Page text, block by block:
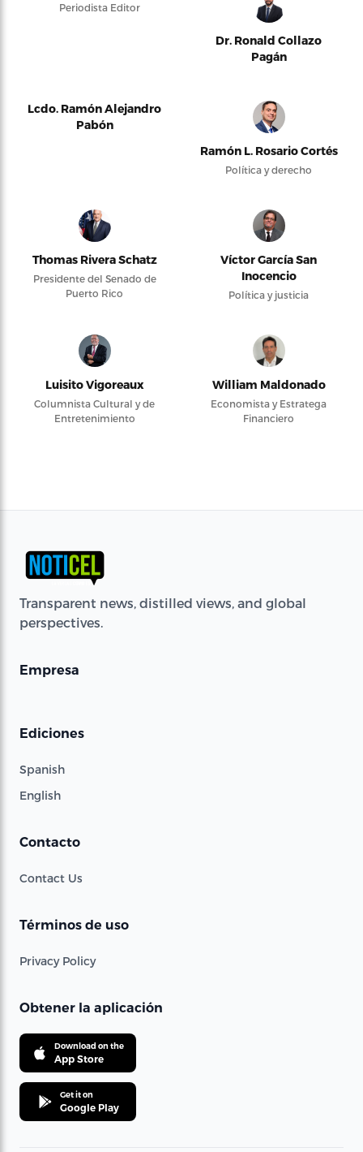
Periodista Editor
Dr. Ronald Collazo
Pagán
Lcdo. Ramón Alejandro
Pabón
Ramón L. Rosario Cortés
Política y derecho
Thomas Rivera Schatz
Presidente del Senado de
Puerto Rico
Víctor García San
Inocencio
Política y justicia
Luisito Vigoreaux
Columnista Cultural y de
Entretenimiento
William Maldonado
Economista y Estratega
Financiero
Transparent news, distilled views, and global
perspectives.
Empresa
Ediciones
Spanish
English
Contacto
Contact Us
Términos de uso
Privacy Policy
Obtener la aplicación
Download on the
App Store
Get it on
Google Play